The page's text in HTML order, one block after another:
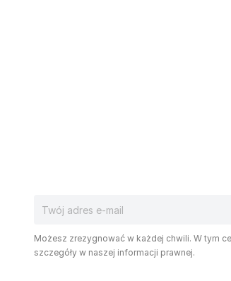
Możesz zrezygnować w każdej chwili. W tym
szczegóły w naszej informacji prawnej.